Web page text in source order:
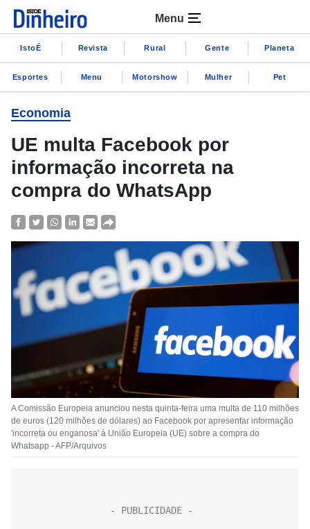
Menu
IstoÉ Revista Rural Gente Planeta
Esportes Menu Motorshow Mulher Pet
Economia
UE multa Facebook por
informação incorreta na
compra do WhatsApp
A Comissão Europeia anunciou nesta quinta-feira uma multa de 110 milhões
de euros (120 milhões de dólares) ao Facebook por apresentar informação
'incorreta ou enganosa' à União Europeia (UE) sobre a compra do
Whatsapp - AFP/Arquivos